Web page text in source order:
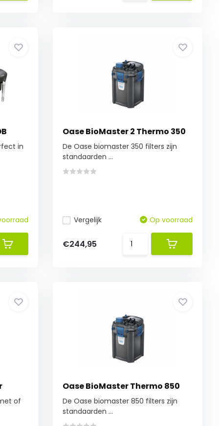
in
Oase BioMaster 2 Thermo 350
De Oase biomaster 350 filters zijn
standaarden ...
Vergelijk Op voorraad
€244,95
of
Oase BioMaster Thermo 850
De Oase biomaster 850 filters zijn
standaarden ...